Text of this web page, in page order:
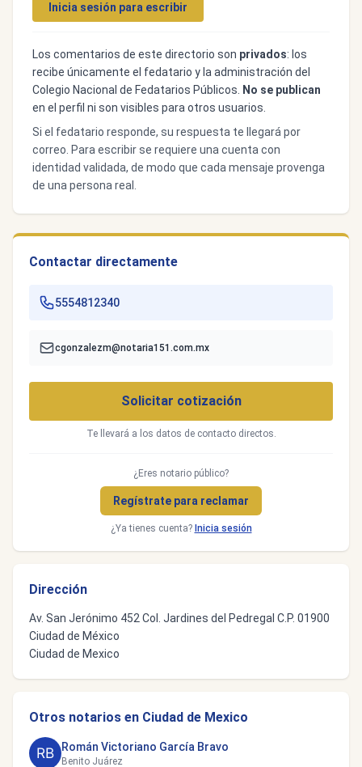
Inicia sesión para escribir
Los comentarios de este directorio son privados: los
recibe únicamente el fedatario y la administración del
Colegio Nacional de Fedatarios Públicos.
No se publican
en el perfil ni son visibles para otros usuarios.
Si el fedatario responde, su respuesta te llegará por
correo. Para escribir se requiere una cuenta con
identidad validada, de modo que cada mensaje provenga
de una persona real.
Contactar directamente
5554812340
cgonzalezm@notaria151.com.mx
Solicitar cotización
Te llevará a los datos de contacto directos.
¿Eres notario público?
Regístrate para reclamar
¿Ya tienes cuenta? Inicia sesión
Dirección
Av. San Jerónimo 452 Col. Jardines del Pedregal C.P. 01900
Ciudad de México
Ciudad de Mexico
Otros notarios en Ciudad de Mexico
Román Victoriano García Bravo
Benito Juárez